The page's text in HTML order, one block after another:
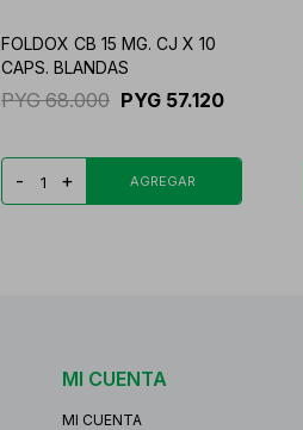
FOLDOX CB 15 MG. CJ X 10
CAPS. BLANDAS
PYG 68.000 PYG 57.120
- +
MI CUENTA
MI CUENTA